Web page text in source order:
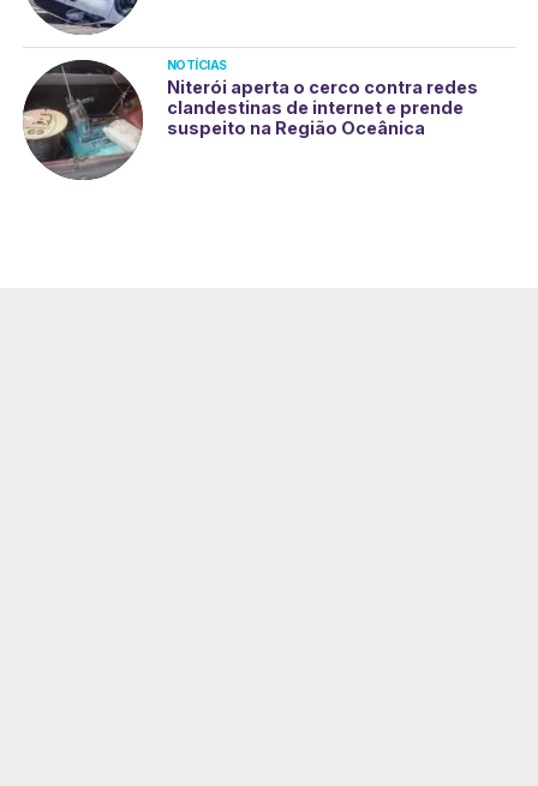
NOTÍCIAS
Niterói aperta o cerco contra redes
clandestinas de internet e prende
suspeito na Região Oceânica